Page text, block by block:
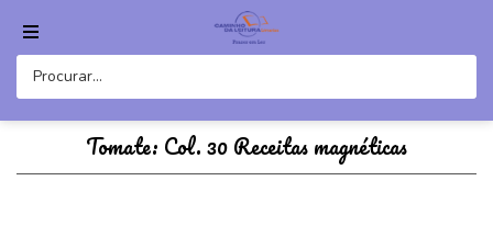
Tomate: Col. 30 Receitas magnéticas